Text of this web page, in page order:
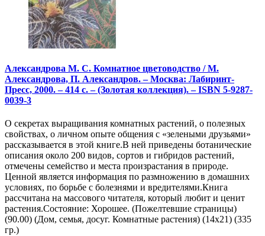
Александрова М. С. Комнатное цветоводство / М.
Александрова, П. Александров. – Москва: Лабиринт-
Пресс, 2000. – 414 с. – (Золотая коллекция). – ISBN 5-9287-
0039-3
О секретах выращивания комнатных растений, о полезных
свойствах, о личном опыте общения с «зелеными друзьями»
рассказывается в этой книге.В ней приведены ботанические
описания около 200 видов, сортов и гибридов растений,
отмечены семейство и места произрастания в природе.
Ценной является информация по размножению в домашних
условиях, по борьбе с болезнями и вредителями.Книга
рассчитана на массового читателя, который любит и ценит
растения.Состояние: Хорошее. (Пожелтевшие страницы)
(90.00) (Дом, семья, досуг. Комнатные растения) (14х21) (335
гр.)